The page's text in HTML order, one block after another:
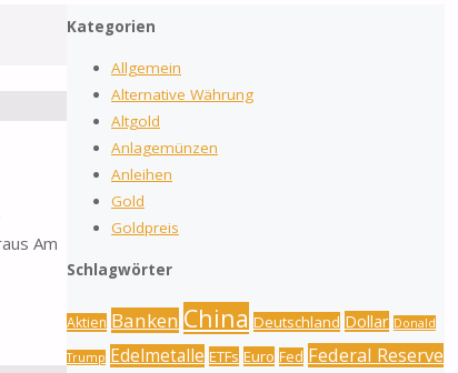
Am
Kategorien
Allgemein
Alternative Währung
Altgold
Anlagemünzen
Anleihen
Gold
Goldpreis
Schlagwörter
Aktien Banken China Deutschland Dollar Donald
Trump Edelmetalle ETFs Euro Fed Federal Reserve